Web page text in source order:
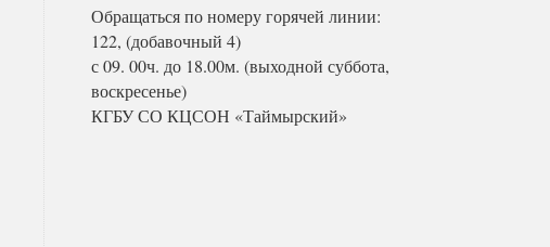
Обращаться по номеру горячей линии:
122, (добавочный 4)
с 09. 00ч. до 18.00м. (выходной суббота,
воскресенье)
КГБУ СО КЦСОН «Таймырский»